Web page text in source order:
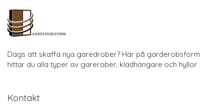
Dags att skaffa nya garedrober? Här på garderobsform
hittar du alla typer av garerober, klädhängare och hyllor
Kontakt